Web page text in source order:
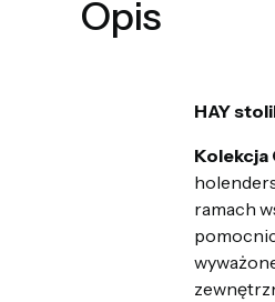
Opis
HAY
Kolekcja
ramach